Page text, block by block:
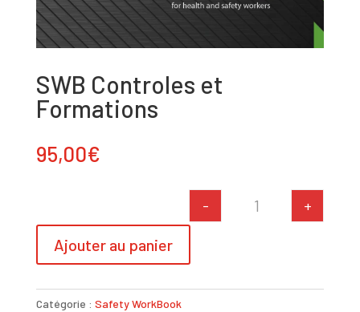
SWB Controles et
Formations
95,00€
quantité de SWB
- +
Ajouter au panier
e
Catégorie : Safety WorkBook